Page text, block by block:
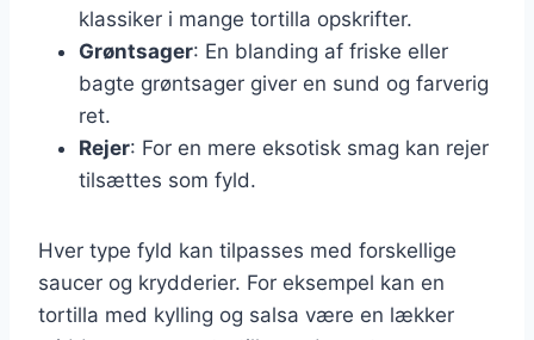
klassiker i mange tortilla opskrifter.
Grøntsager: En blanding af friske eller
bagte grøntsager giver en sund og farverig
ret.
Rejer: For en mere eksotisk smag kan rejer
tilsættes som fyld.
Hver type fyld kan tilpasses med forskellige
saucer og krydderier. For eksempel kan en
tortilla med kylling og salsa være en lækker